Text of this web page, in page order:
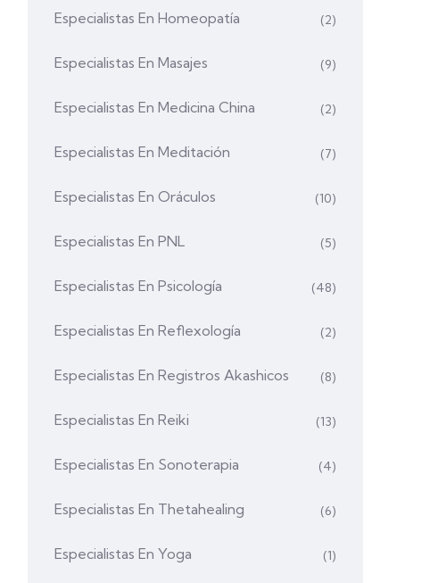
Especialistas En Homeopatía (2)
Especialistas En Masajes (9)
Especialistas En Medicina China (2)
Especialistas En Meditación (7)
Especialistas En Oráculos (10)
Especialistas En PNL (5)
Especialistas En Psicología (48)
Especialistas En Reflexología (2)
Especialistas En Registros Akashicos (8)
Especialistas En Reiki (13)
Especialistas En Sonoterapia (4)
Especialistas En Thetahealing (6)
Especialistas En Yoga (1)